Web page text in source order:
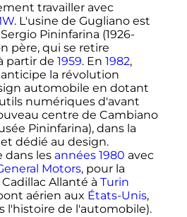
travailler avec
. L'usine de Gugliano est
Pininfarina (1926-
père, qui se retire
partir de 1959. En 1982,
la révolution
automobile en dotant
numériques d'avant
centre de Cambiano
Pininfarina), dans la
et dédié au design.
dans les années 1980 avec
Motors, pour la
Allanté à Turin
aérien aux États-Unis,
l'histoire de l'automobile).